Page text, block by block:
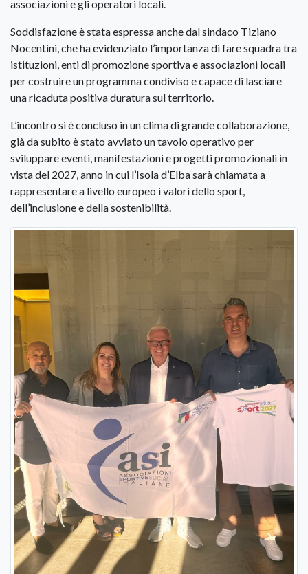
associazioni e gli operatori locali.
Soddisfazione è stata espressa anche dal sindaco Tiziano
Nocentini, che ha evidenziato l’importanza di fare squadra tra
istituzioni, enti di promozione sportiva e associazioni locali
per costruire un programma condiviso e capace di lasciare
una ricaduta positiva duratura sul territorio.
L’incontro si è concluso in un clima di grande collaborazione,
già da subito è stato avviato un tavolo operativo per
sviluppare eventi, manifestazioni e progetti promozionali in
vista del 2027, anno in cui l’Isola d’Elba sarà chiamata a
rappresentare a livello europeo i valori dello sport,
dell’inclusione e della sostenibilità.